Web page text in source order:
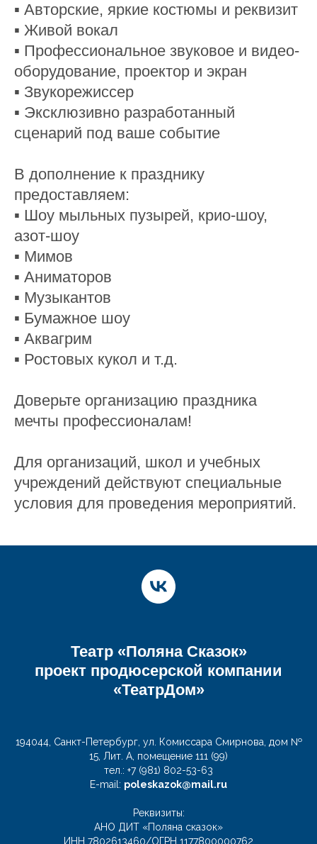
▪ Авторские, яркие костюмы и реквизит
▪ Живой вокал
▪ Профессиональное звуковое и видео-
оборудование, проектор и экран
▪ Звукорежиссер
▪ Эксклюзивно разработанный
сценарий под ваше событие
В дополнение к празднику
предоставляем:
▪ Шоу мыльных пузырей, крио-шоу,
азот-шоу
▪ Мимов
▪ Аниматоров
▪ Музыкантов
▪ Бумажное шоу
▪ Аквагрим
▪ Ростовых кукол и т.д.
Доверьте организацию праздника
мечты профессионалам!
Для организаций, школ и учебных
учреждений действуют специальные
условия для проведения мероприятий.
Театр «Поляна Сказок»
проект продюсерской компании
«ТеатрДом»
194044, Санкт-Петербург, ул. Комиссара Смирнова, дом №
15, Лит. А, помещение 111 (99)
тел.: +7 (981) 802-53-63
Е-mail: poleskazok@mail.ru
Реквизиты:
АНО ДИТ «Поляна сказок»
ИНН 7802613460/ОГРН 1177800000762